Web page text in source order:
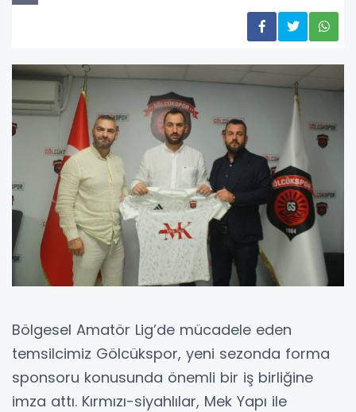
Bölgesel Amatör Lig’de mücadele eden
temsilcimiz Gölcükspor, yeni sezonda forma
sponsoru konusunda önemli bir iş birliğine
imza attı. Kırmızı-siyahlılar, Mek Yapı ile